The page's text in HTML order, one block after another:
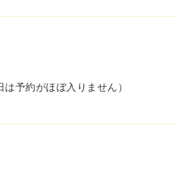
予約がほぼ入りません）